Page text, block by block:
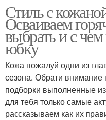
Стиль с
Осваиваем
выбрать и с
юбку
Кожа пожалуй одни из
сезона. Обрати
подборки выполненные
для тебя только самые
рассказываем как их